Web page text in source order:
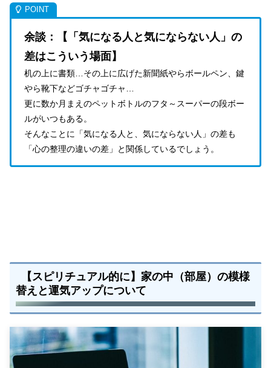
余談：【「気になる人と気にならない人」の
差はこういう場面】
机の上に書類…その上に広げた新聞紙やらボールペン、鍵
やら靴下などゴチャゴチャ…
更に数か月まえのペットボトルのフタ～スーパーの段ボー
ルがいつもある。
そんなことに「気になる人と、気にならない人」の差も
「心の整理の違いの差」と関係しているでしょう。
【スピリチュアル的に】家の中（部屋）の模様
替えと運気アップについて